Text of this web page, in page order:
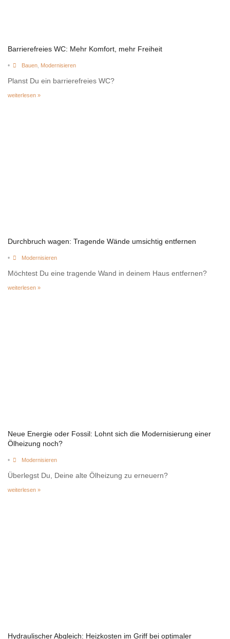
Barrierefreies WC: Mehr Komfort, mehr Freiheit
• Bauen, Modernisieren
Planst Du ein barrierefreies WC?
weiterlesen »
Durchbruch wagen: Tragende Wände umsichtig entfernen
• Modernisieren
Möchtest Du eine tragende Wand in deinem Haus entfernen?
weiterlesen »
Neue Energie oder Fossil: Lohnt sich die Modernisierung einer
Ölheizung noch?
• Modernisieren
Überlegst Du, Deine alte Ölheizung zu erneuern?
weiterlesen »
Hydraulischer Abgleich: Heizkosten im Griff bei optimaler